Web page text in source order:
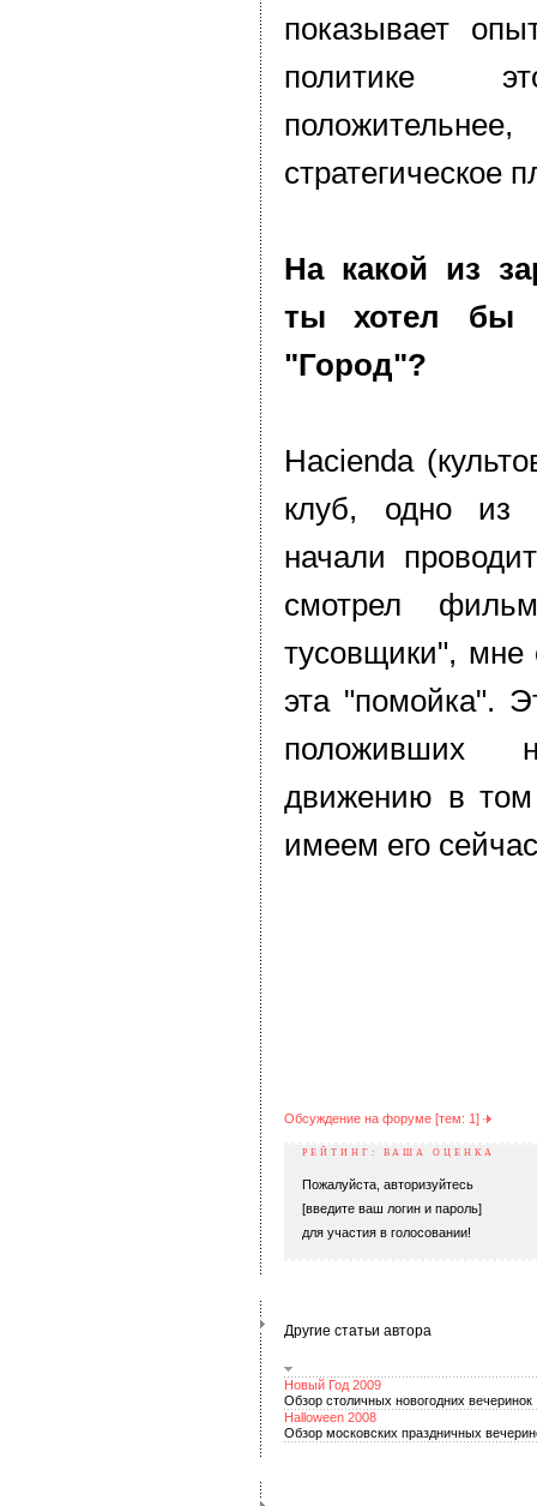
показывает
политике
стратегическое
На какой из
ты хотел бы
"Город"?
Hacienda
клуб, одно из
начали
смотрел фильм
тусовщики", мне
эта "помойка".
положивших
движению в
имеем его
Обсуждение на форуме [тем: 1]
РЕЙТИНГ: ВАША ОЦЕНКА
Пожалуйста, авторизуйтесь
[введите ваш логин и пароль]
для участия в голосовании!
Другие статьи автора
Новый Год 2009
Обзор столичных новогодних вечеринок
Halloween 2008
Обзор московских праздничных